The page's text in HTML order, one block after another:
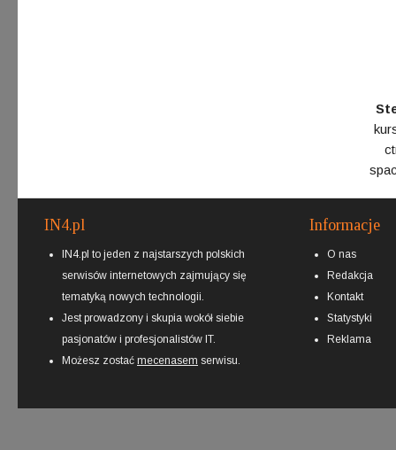
IN4.pl
IN4.pl to jeden z najstarszych polskich
serwisów internetowych zajmujący się
tematyką nowych technologii.
Jest prowadzony i skupia wokół siebie
pasjonatów i profesjonalistów IT.
Możesz zostać mecenasem serwisu.
Informacje
O nas
Redakcja
Kontakt
Statystyki
Reklama